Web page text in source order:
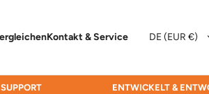
Kontakt & Service DE (EUR €)
ENTWICKELT &